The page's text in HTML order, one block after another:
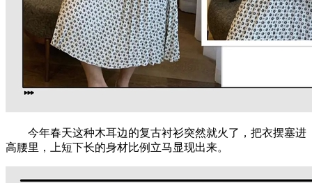
今年春天这种木耳边的复古衬衫突然就火了，把衣摆塞进
高腰里，上短下长的身材比例立马显现出来。